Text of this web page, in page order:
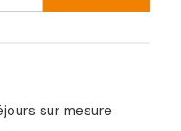
sur mesure